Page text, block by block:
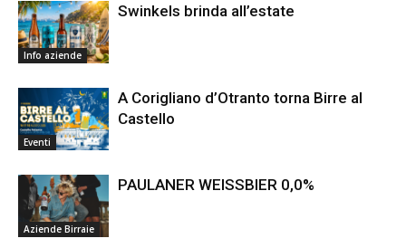
Info aziende
Swinkels brinda all’estate
Eventi
A Corigliano d’Otranto torna Birre al
Castello
Aziende Birraie
PAULANER WEISSBIER 0,0%